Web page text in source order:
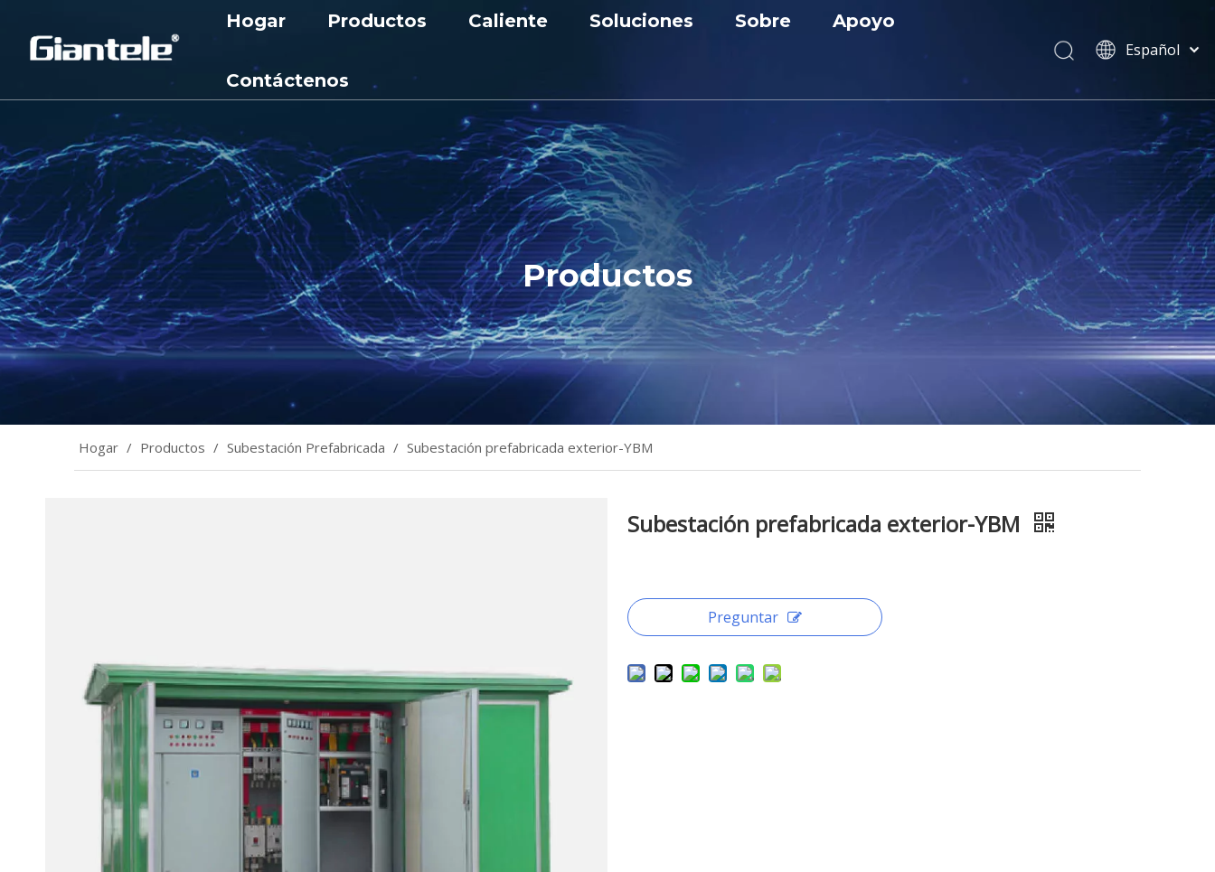
Hogar Productos
Aparamenta de media tensión
Transformador
Cortacircuitos
Reactor de condensador
Gabinete de panel de CC
Subestación Prefabricada
Caliente
Disyuntor de vacío
Banco de condensadores
Unidad principal de anillo
Soluciones
Personalización
Sobre
Noticias
Apoyo
Preguntas más frecuentes
Contáctenos
Español
简体中文
العربية
Français
Pусский
Português
Italiano
Tiếng Việt
ไทย
বাংলা
Productos
Hogar / Productos / Subestación Prefabricada / Subestación prefabricada exterior-YBM
Subestación prefabricada exterior-YBM
Preguntar